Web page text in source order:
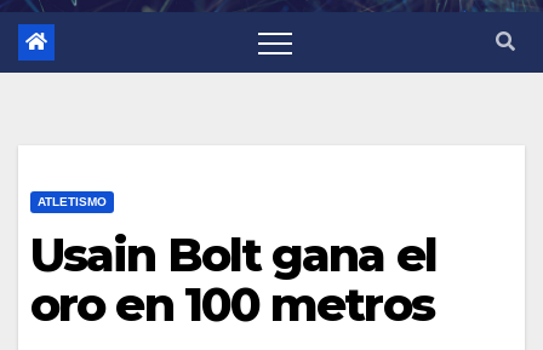
ATLETISMO
Usain Bolt gana el
oro en 100 metros